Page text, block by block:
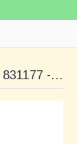
- Rudö -
Șezlong din lemn de pin nordic - Rudö - 831177 - Relaxare